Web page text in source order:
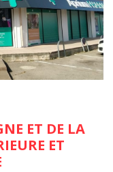
ET DE LA
ET